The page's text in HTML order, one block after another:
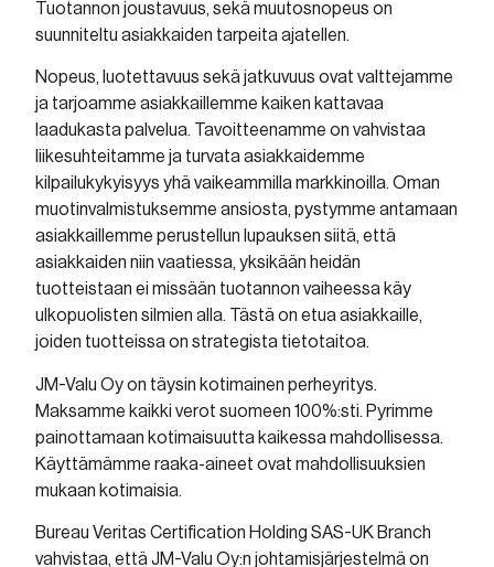
Tuotannon joustavuus, sekä muutosnopeus on
suunniteltu asiakkaiden tarpeita ajatellen.
Nopeus, luotettavuus sekä jatkuvuus ovat valttejamme
ja tarjoamme asiakkaillemme kaiken kattavaa
laadukasta palvelua. Tavoitteenamme on vahvistaa
liikesuhteitamme ja turvata asiakkaidemme
kilpailukykyisyys yhä vaikeammilla markkinoilla. Oman
muotinvalmistuksemme ansiosta, pystymme antamaan
asiakkaillemme perustellun lupauksen siitä, että
asiakkaiden niin vaatiessa, yksikään heidän
tuotteistaan ei missään tuotannon vaiheessa käy
ulkopuolisten silmien alla. Tästä on etua asiakkaille,
joiden tuotteissa on strategista tietotaitoa.
JM-Valu Oy on täysin kotimainen perheyritys.
Maksamme kaikki verot suomeen 100%:sti. Pyrimme
painottamaan kotimaisuutta kaikessa mahdollisessa.
Käyttämämme raaka-aineet ovat mahdollisuuksien
mukaan kotimaisia.
Bureau Veritas Certification Holding SAS-UK Branch
vahvistaa, että JM-Valu Oy:n johtamisjärjestelmä on